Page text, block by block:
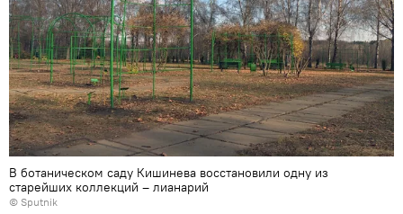
В ботаническом саду Кишинева восстановили одну из
старейших коллекций – лианарий
© Sputnik